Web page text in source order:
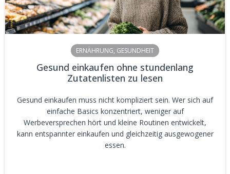
ERNÄHRUNG, GESUNDHEIT
Gesund einkaufen ohne stundenlang
Zutatenlisten zu lesen
Gesund einkaufen muss nicht kompliziert sein. Wer sich auf
einfache Basics konzentriert, weniger auf
Werbeversprechen hört und kleine Routinen entwickelt,
kann entspannter einkaufen und gleichzeitig ausgewogener
essen.